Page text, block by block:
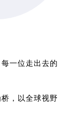
一位走出去的
，以全球视野